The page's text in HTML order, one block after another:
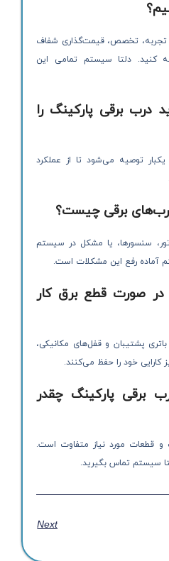
تجربه، تخصص، قیمت‌گذاری شفاف
کنید. دلتا سیستم تمامی این
درب برقی پارکینگ را
دوره‌ای هر 6 ماه یکبار توصیه می‌شود تا از عملکرد
برقی چیست؟
سنسورها، یا مشکل در سیستم
آماده رفع این مشکلات است.
در صورت قطع برق کار
پشتیبان و قفل‌های مکانیکی،
کارایی خود را حفظ می‌کنند.
برقی پارکینگ چقدر
قطعات مورد نیاز متفاوت است.
سیستم تماس بگیرید.
Next